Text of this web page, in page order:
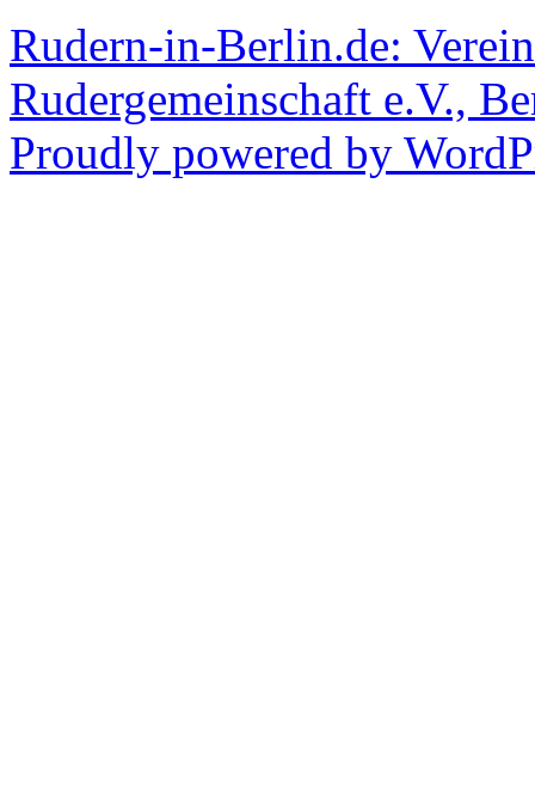
Rudern-in-Berlin.de:
Rudergemeinschaft e.V.,
Proudly powered by